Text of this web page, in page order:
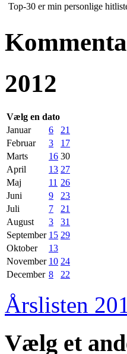
Top-30 er min personlige
2012
Vælg en dato
Januar
6
21
Februar
3
17
Marts
16 30
April
13 27
Maj
11 26
Juni
9
23
Juli
7
21
August
3
31
September 15 29
Oktober
13
November 10 24
December 8 22
Årslisten
Vælg et